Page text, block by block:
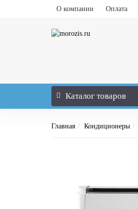
О компании Оплата
Каталог товаров
Главная Кондиционеры